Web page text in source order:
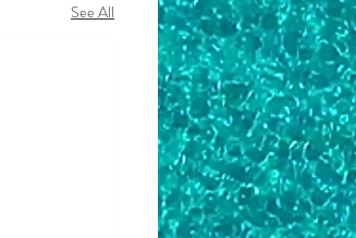
See All